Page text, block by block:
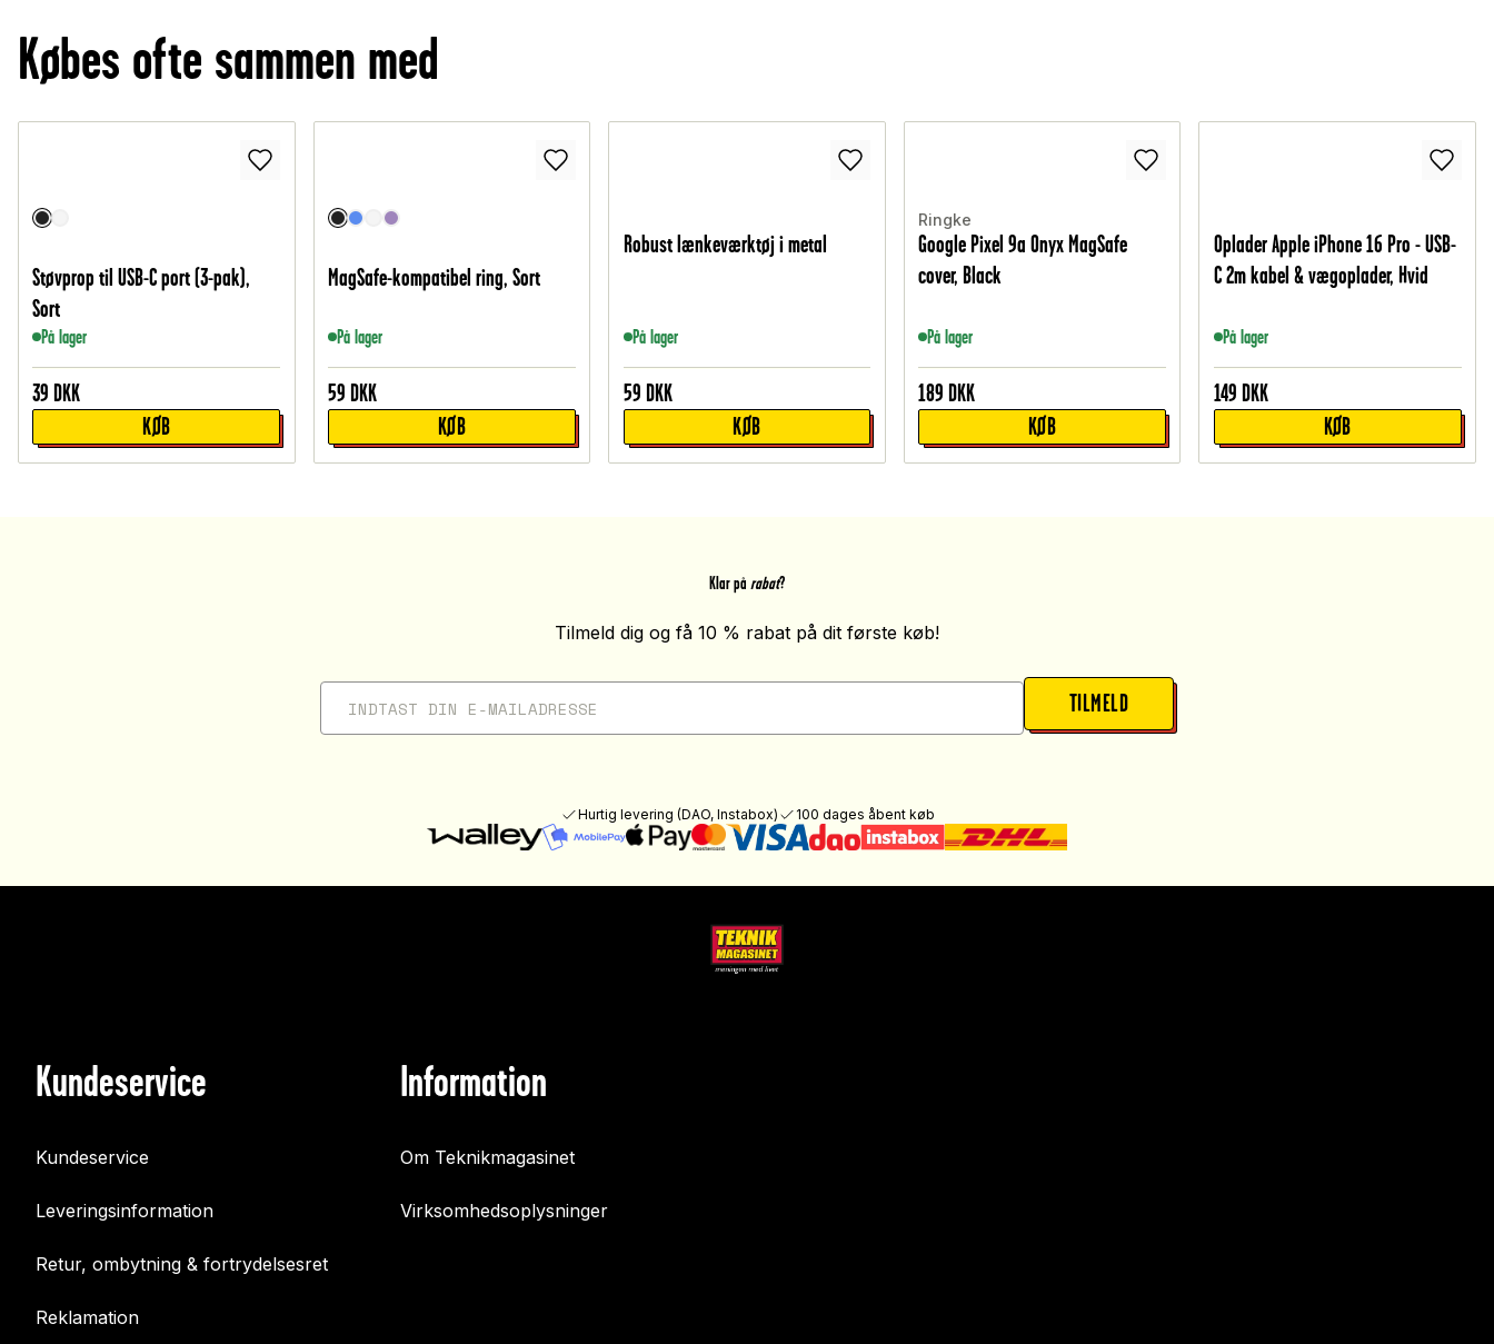
Købes ofte sammen med
Støvprop til USB-C port (3-pak),
Sort
På lager
39 DKK
KØB
MagSafe-kompatibel ring, Sort
På lager
59 DKK
KØB
Robust lænkeværktøj i metal
På lager
59 DKK
KØB
Ringke
Google Pixel 9a Onyx MagSafe
cover, Black
På lager
189 DKK
KØB
Oplader Apple iPhone 16 Pro - USB-
C 2m kabel & vægoplader, Hvid
På lager
149 DKK
KØB
Klar på rabat?
Tilmeld dig og få 10 % rabat på dit første køb!
TILMELD
Hurtig levering (DAO, Instabox) 100 dages åbent køb
Kundeservice
Kundeservice
Leveringsinformation
Retur, ombytning & fortrydelsesret
Reklamation
Information
Om Teknikmagasinet
Virksomhedsoplysninger